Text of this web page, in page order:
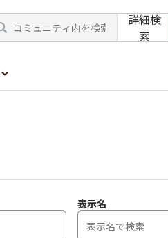
詳細検
索
表示名